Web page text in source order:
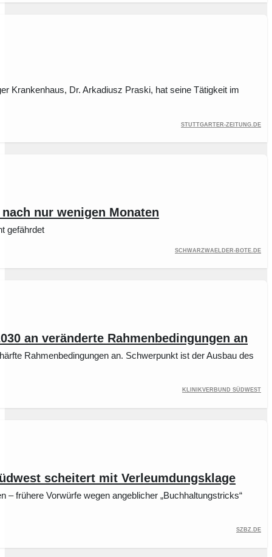
Krankenhaus, Dr. Arkadiusz Praski, hat seine Tätigkeit im
stuttgarter-zeitung.de
nur wenigen Monaten
gefährdet
schwarzwaelder-bote.de
an veränderte Rahmenbedingungen an
Rahmenbedingungen an. Schwerpunkt ist der Ausbau des
Klinikverbund Südwest
scheitert mit Verleumdungsklage
frühere Vorwürfe wegen angeblicher „Buchhaltungstricks“
szbz.de